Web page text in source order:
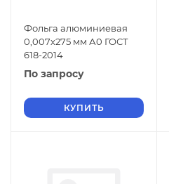
Фольга алюминиевая
0,007х275 мм А0 ГОСТ
618-2014
По запросу
КУПИТЬ